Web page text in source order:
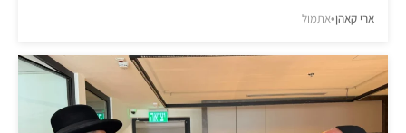
ארי קאהן•אתמול